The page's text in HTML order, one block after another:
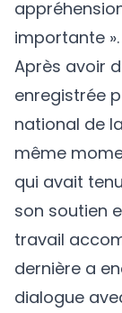
importante ».
Après avoir
enregistrée
national de
même
qui avait
son soutien
travail
dernière a
dialogue